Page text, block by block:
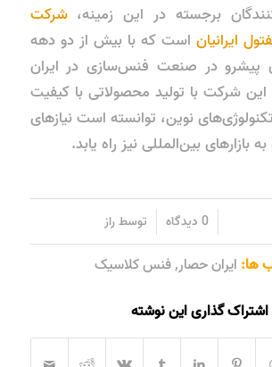
برجسته در این زمینه،شرکت
ایرانیاناست که با بیش از دو دهه
پیشرو در صنعت فنس‌سازی در ایران
شرکت با تولید محصولاتی با کیفیت
تکنولوژی‌های نوین، توانسته است نیازهای
بازارهای بین‌المللی نیز راه یابد.
0 دیدگاه توسطراز
ها: ایران حصار,فنس کلاسیک
اشتراک گذاری این نوشته